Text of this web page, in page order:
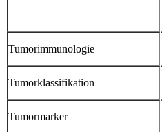
Tumorimmunologie
Tumorklassifikation
Tumormarker